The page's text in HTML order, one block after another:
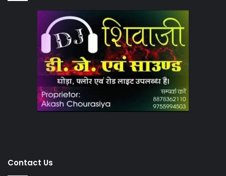
Contact Us